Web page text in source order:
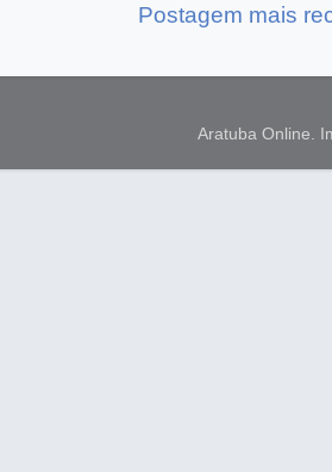
Postagem mais
Aratuba Online.